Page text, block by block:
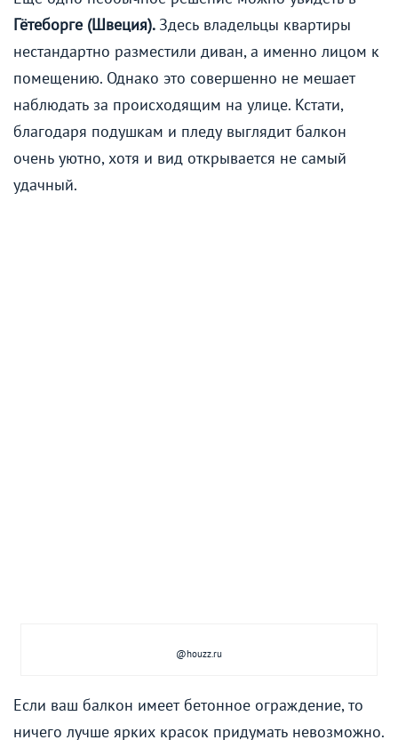
Гётеборге (Швеция). Здесь владельцы квартиры
нестандартно разместили диван, а именно лицом к
помещению. Однако это совершенно не мешает
наблюдать за происходящим на улице. Кстати,
благодаря подушкам и пледу выглядит балкон
очень уютно, хотя и вид открывается не самый
удачный.
@houzz.ru
Если ваш балкон имеет бетонное ограждение, то
ничего лучше ярких красок придумать невозможно.